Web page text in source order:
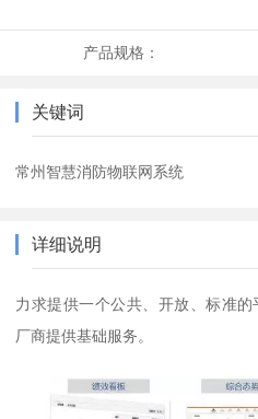
产品规格：
关键词
常州智慧消防物联网系统
详细说明
力求提供一个公共、开放、标准
厂商提供基础服务。